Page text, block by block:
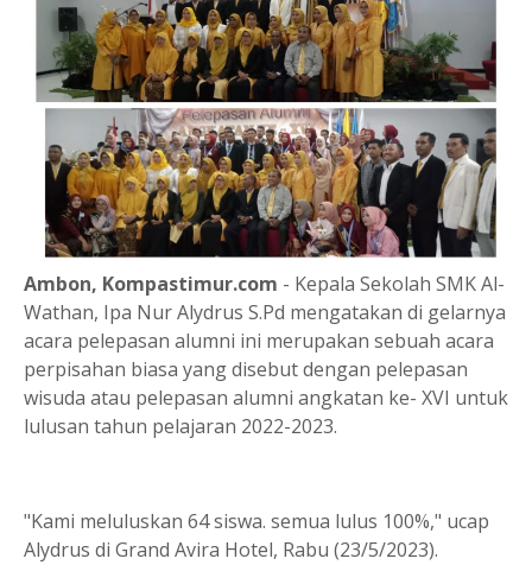
Ambon, Kompastimur.com - Kepala Sekolah SMK Al-
Wathan, Ipa Nur Alydrus S.Pd mengatakan di gelarnya
acara pelepasan alumni ini merupakan sebuah acara
perpisahan biasa yang disebut dengan pelepasan
wisuda atau pelepasan alumni angkatan ke- XVI untuk
lulusan tahun pelajaran 2022-2023.
"Kami meluluskan 64 siswa. semua lulus 100%," ucap
Alydrus di Grand Avira Hotel, Rabu (23/5/2023).